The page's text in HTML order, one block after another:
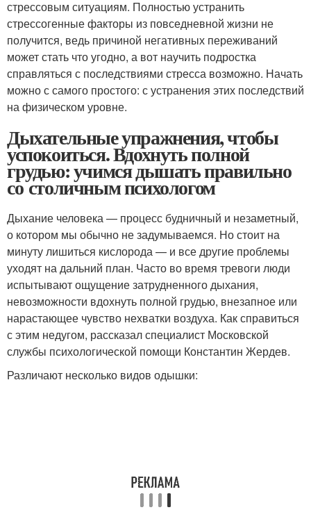
стрессовым ситуациям. Полностью устранить
стрессогенные факторы из повседневной жизни не
получится, ведь причиной негативных переживаний
может стать что угодно, а вот научить подростка
справляться с последствиями стресса возможно. Начать
можно с самого простого: с устранения этих последствий
на физическом уровне.
Дыхательные упражнения, чтобы
успокоиться. Вдохнуть полной
грудью: учимся дышать правильно
со столичным психологом
Дыхание человека — процесс будничный и незаметный,
о котором мы обычно не задумываемся. Но стоит на
минуту лишиться кислорода — и все другие проблемы
уходят на дальний план. Часто во время тревоги люди
испытывают ощущение затрудненного дыхания,
невозможности вдохнуть полной грудью, внезапное или
нарастающее чувство нехватки воздуха. Как справиться
с этим недугом, рассказал специалист Московской
службы психологической помощи Константин Жердев.
Различают несколько видов одышки: